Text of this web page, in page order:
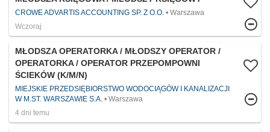
CROWE ADVARTIS ACCOUNTING SP. Z O.O.
Warszawa
Wczoraj
MŁODSZA OPERATORKA / MŁODSZY OPERATOR /
OPERATORKA / OPERATOR PRZEPOMPOWNI
ŚCIEKÓW (K/M/N)
MIEJSKIE PRZEDSIĘBIORSTWO WODOCIĄGÓW I KANALIZACJI
W M.ST. WARSZAWIE S.A.
Warszawa
4 dni temu